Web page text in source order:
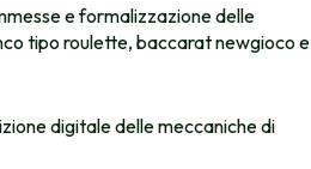
e formalizzazione delle
tipo roulette, baccarat newgioco e
digitale delle meccaniche di